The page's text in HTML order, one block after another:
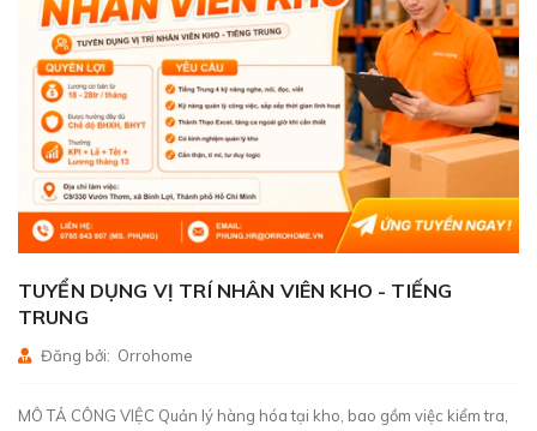
TUYỂN DỤNG VỊ TRÍ NHÂN VIÊN KHO - TIẾNG
TRUNG
Đăng bởi: Orrohome
MÔ TẢ CÔNG VIỆC Quản lý hàng hóa tại kho, bao gồm việc kiểm tra,